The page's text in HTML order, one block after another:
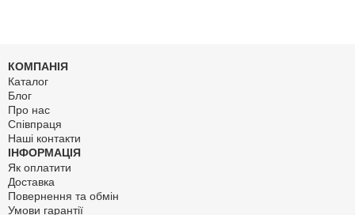
КОМПАНІЯ
Каталог
Блог
Про нас
Співпраця
Наші контакти
ІНФОРМАЦІЯ
Як оплатити
Доставка
Повернення та обмін
Умови гарантії